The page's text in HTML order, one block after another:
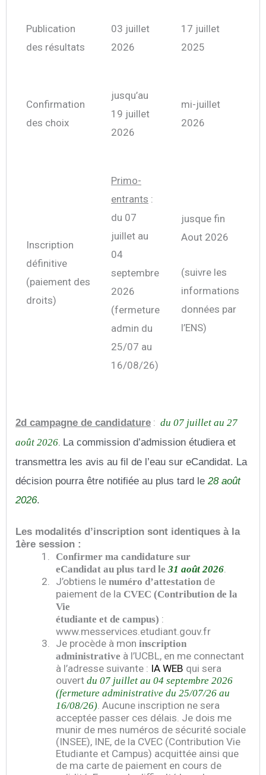
Publication
des résultats
03 juillet
2026
17 juillet
2025
Confirmation
des choix
jusqu’au
19 juillet
2026
mi-juillet
2026
Inscription
définitive
(paiement des
droits)
Primo-
entrants :
du 07
juillet au
04
septembre
2026
(fermeture
admin du
25/07 au
16/08/26)
jusque fin
Aout 2026
(suivre les
informations
données par
l’ENS)
2d campagne de candidature : du 07 juillet au 27
août 2026 La commission d’admission étudiera et
transmettra les avis au fil de l’eau sur eCandidat. La
décision pourra être notifiée au plus tard le 28 août
2026.
Les modalités d’inscription sont identiques à la
1ère session :
1.
Confirmer ma candidature sur
eCandidat au plus tard le 31 août 2026.
2. J’obtiens le numéro d’attestation de
paiement de la CVEC (Contribution de la
Vie
étudiante et de campus) :
www.messervices.etudiant.gouv.fr
3. Je procède à mon inscription
administrative à l’UCBL, en me connectant
à l’adresse suivante : IA WEB qui sera
ouvert du 07 juillet au 04 septembre 2026
(fermeture administrative du 25/07/26 au
16/08/26). Aucune inscription ne sera
acceptée passer ces délais. Je dois me
munir de mes numéros de sécurité sociale
(INSEE), INE, de la CVEC (Contribution Vie
Etudiante et Campus) acquittée ainsi que
de ma carte de paiement en cours de